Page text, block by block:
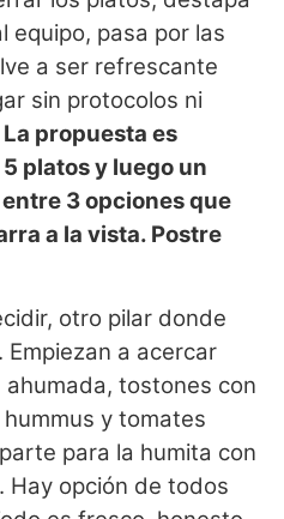
equipo, pasa por las
a ser refrescante
sin protocolos ni
La propuesta es
platos y luego un
3 opciones que
a la vista. Postre
otro pilar donde
a acercar
tostones con
y tomates
para la humita con
Hay opción de todos